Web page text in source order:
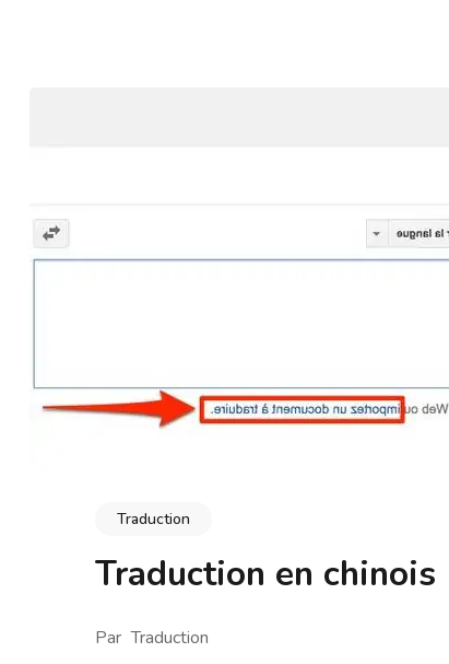
Traduction
Traduction en chinois
Par Traduction